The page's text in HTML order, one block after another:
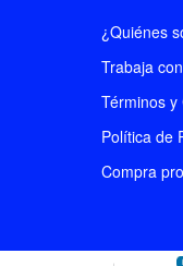
¿Quiénes
Trabaja
Términos y
Política de
Compra